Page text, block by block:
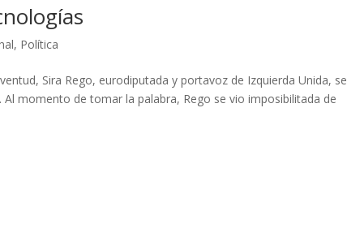
, Política
Sira Rego, eurodiputada y portavoz de Izquierda Unida, se
momento de tomar la palabra, Rego se vio imposibilitada de